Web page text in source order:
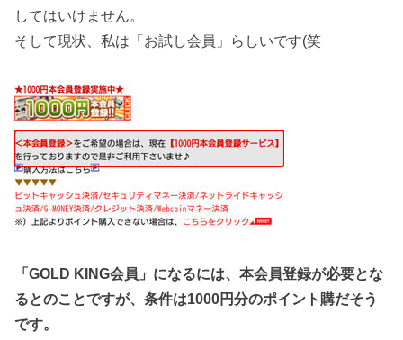
してはいけません。
そして現状、私は「お試し会員」らしいです(笑
「GOLD KING会員」になるには、本会員登録が必要とな
るとのことですが、条件は1000円分のポイント購だそう
です。